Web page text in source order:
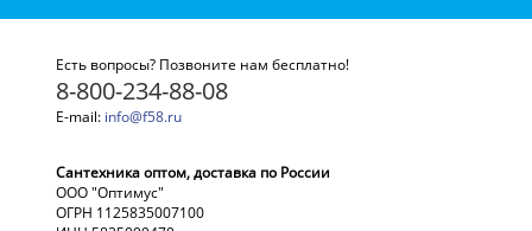
Есть вопросы? Позвоните нам бесплатно!
8-800-234-88-08
E-mail: info@f58.ru
Сантехника оптом, доставка по России
ООО "Оптимус"
ОГРН 1125835007100